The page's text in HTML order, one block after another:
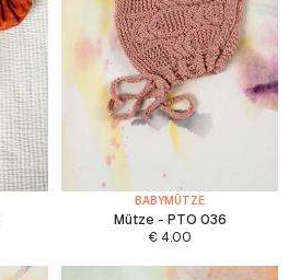
BABYMÜTZE
Mütze - PTO 036
€ 4.00